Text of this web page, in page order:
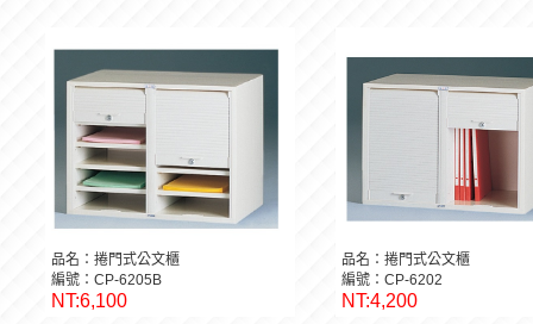
品名：捲門式公文櫃
編號：CP-6205B
NT:6,100
品名：捲門式公文櫃
編號：CP-6202
NT:4,200